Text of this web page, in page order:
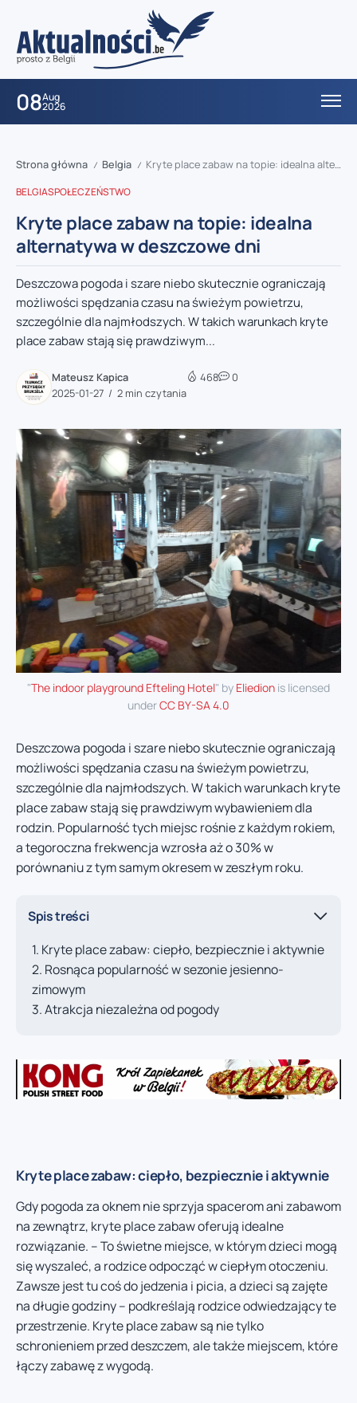
08Aug
2026
Strona główna / Belgia / Kryte place zabaw na topie: idealna alternatywa w deszczowe dni
BELGIASPOŁECZEŃSTWO
Kryte place zabaw na topie: idealna
alternatywa w deszczowe dni
Deszczowa pogoda i szare niebo skutecznie ograniczają
możliwości spędzania czasu na świeżym powietrzu,
szczególnie dla najmłodszych. W takich warunkach kryte
place zabaw stają się prawdziwym...
Mateusz Kapica
2025-01-27
2 min czytania
468 0
"The indoor playground Efteling Hotel" by Eliedion is licensed
underCC BY-SA 4.0
Deszczowa pogoda i szare niebo skutecznie ograniczają
możliwości spędzania czasu na świeżym powietrzu,
szczególnie dla najmłodszych. W takich warunkach kryte
place zabaw stają się prawdziwym wybawieniem dla
rodzin. Popularność tych miejsc rośnie z każdym rokiem,
a tegoroczna frekwencja wzrosła aż o 30% w
porównaniu z tym samym okresem w zeszłym roku.
Spis treści
Kryte place zabaw: ciepło, bezpiecznie i aktywnie
Rosnąca popularność w sezonie jesienno-
zimowym
Atrakcja niezależna od pogody
Kryte place zabaw: ciepło, bezpiecznie i aktywnie
Gdy pogoda za oknem nie sprzyja spacerom ani zabawom
na zewnątrz, kryte place zabaw oferują idealne
rozwiązanie. – To świetne miejsce, w którym dzieci mogą
się wyszaleć, a rodzice odpocząć w ciepłym otoczeniu.
Zawsze jest tu coś do jedzenia i picia, a dzieci są zajęte
na długie godziny – podkreślają rodzice odwiedzający te
przestrzenie. Kryte place zabaw są nie tylko
schronieniem przed deszczem, ale także miejscem, które
łączy zabawę z wygodą.